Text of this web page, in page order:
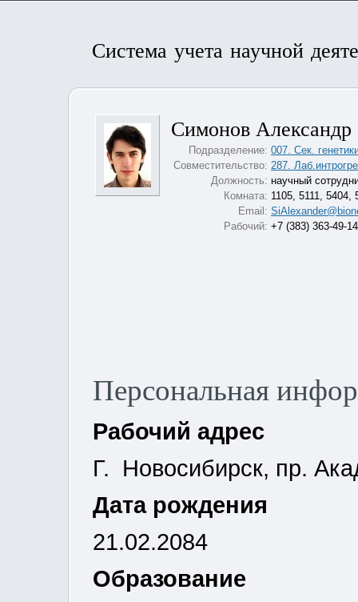
Система учета научной
Симонов
Подразделение: 007. Сек.
Совместительство: 287.
Должность: научный
Комната: 1105, 5111, 5404,
Email:
Рабочий: +7 (383) 363-49-
Персональная
Рабочий адрес
Г. Новосибирск, пр.
Дата рождения
21.02.2084
Образование